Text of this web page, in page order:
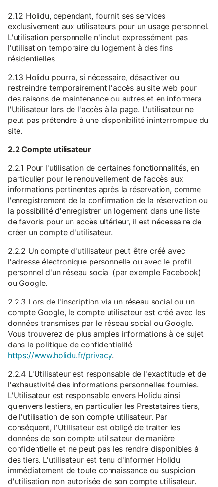
2.1.2 Holidu, cependant, fournit ses services
exclusivement aux utilisateurs pour un usage personnel.
L'utilisation personnelle n'inclut expressément pas
l'utilisation temporaire du logement à des fins
résidentielles.
2.1.3 Holidu pourra, si nécessaire, désactiver ou
restreindre temporairement l'accès au site web pour
des raisons de maintenance ou autres et en informera
l'Utilisateur lors de l'accès à la page. L'utilisateur ne
peut pas prétendre à une disponibilité ininterrompue du
site.
2.2 Compte utilisateur
2.2.1 Pour l'utilisation de certaines fonctionnalités, en
particulier pour le renouvellement de l'accès aux
informations pertinentes après la réservation, comme
l'enregistrement de la confirmation de la réservation ou
la possibilité d'enregistrer un logement dans une liste
de favoris pour un accès ultérieur, il est nécessaire de
créer un compte d'utilisateur.
2.2.2 Un compte d'utilisateur peut être créé avec
l'adresse électronique personnelle ou avec le profil
personnel d'un réseau social (par exemple Facebook)
ou Google.
2.2.3 Lors de l'inscription via un réseau social ou un
compte Google, le compte utilisateur est créé avec les
données transmises par le réseau social ou Google.
Vous trouverez de plus amples informations à ce sujet
dans la politique de confidentialité
https://www.holidu.fr/privacy.
2.2.4 L'Utilisateur est responsable de l'exactitude et de
l'exhaustivité des informations personnelles fournies.
L'Utilisateur est responsable envers Holidu ainsi
qu'envers lestiers, en particulier les Prestataires tiers,
de l'utilisation de son compte utilisateur. Par
conséquent, l'Utilisateur est obligé de traiter les
données de son compte utilisateur de manière
confidentielle et ne peut pas les rendre disponibles à
des tiers. L'utilisateur est tenu d'informer Holidu
immédiatement de toute connaissance ou suspicion
d'utilisation non autorisée de son compte utilisateur.